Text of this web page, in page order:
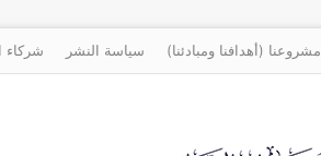
مشروعنا (أهدافنا ومبادئنا) سياسة النشر شركاء